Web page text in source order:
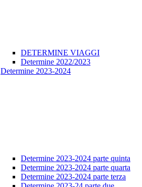
DETERMINE VIAGGI
Determine 2022/2023
Determine 2023-2024
Determine 2023-2024 parte quinta
Determine 2023-2024 parte quarta
Determine 2023-2024 parte terza